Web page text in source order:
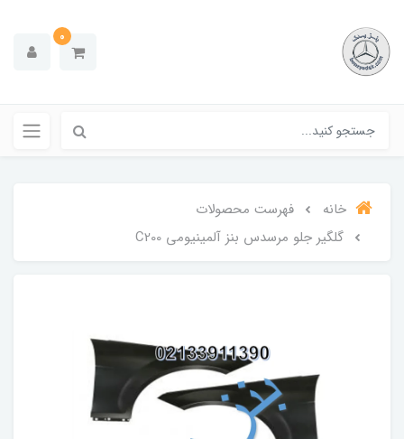
0
خانه
فهرست محصولات
گلگیر جلو مرسدس بنز آلمینیومی C200